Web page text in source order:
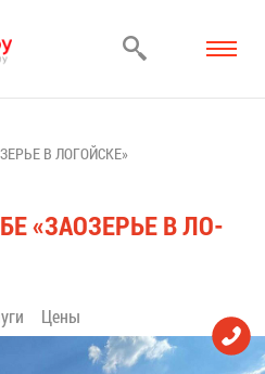
В ЛО­ГОЙ­СКЕ»
«ЗА­ОЗЕ­РЬЕ В ЛО­
Це­ны